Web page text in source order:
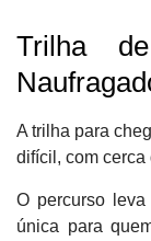
Trilha
A trilha para
difícil, com cerca
O percurso
única para